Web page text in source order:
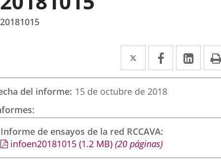
20181015
Twitter
Enlace
a
una
externa.
Facebook
Enlace
a
una
externa.
a
del informe 15 de octubre de 2018
Informe de ensayos de la red RCCAVA
infoen20181015 (1.2 MB) (20 páginas)